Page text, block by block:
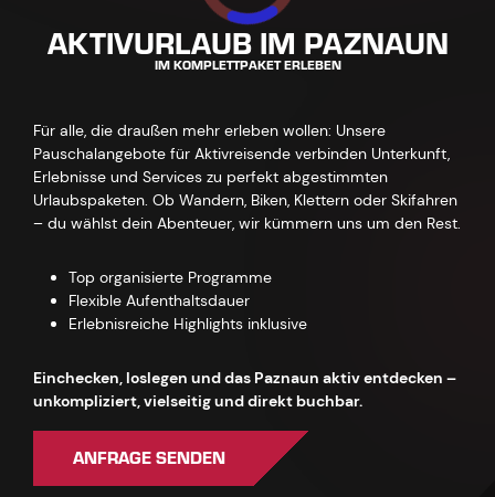
AKTIVURLAUB IM PAZNAUN
IM KOMPLETTPAKET ERLEBEN
Für alle, die draußen mehr erleben wollen: Unsere
Pauschalangebote für Aktivreisende verbinden Unterkunft,
Erlebnisse und Services zu perfekt abgestimmten
Urlaubspaketen. Ob Wandern, Biken, Klettern oder Skifahren
– du wählst dein Abenteuer, wir kümmern uns um den Rest.
Top organisierte Programme
Flexible Aufenthaltsdauer
Erlebnisreiche Highlights inklusive
Einchecken, loslegen und das Paznaun aktiv entdecken –
unkompliziert, vielseitig und direkt buchbar.
ANFRAGE SENDEN